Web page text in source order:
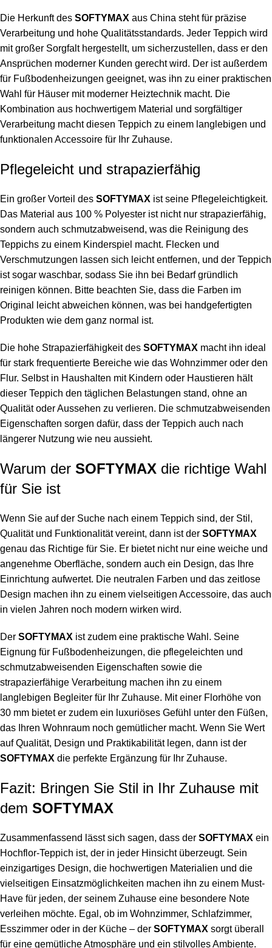
Die Herkunft des SOFTYMAX aus China steht für präzise
Verarbeitung und hohe Qualitätsstandards. Jeder Teppich wird
mit großer Sorgfalt hergestellt, um sicherzustellen, dass er den
Ansprüchen moderner Kunden gerecht wird. Der ist außerdem
für Fußbodenheizungen geeignet, was ihn zu einer praktischen
Wahl für Häuser mit moderner Heiztechnik macht. Die
Kombination aus hochwertigem Material und sorgfältiger
Verarbeitung macht diesen Teppich zu einem langlebigen und
funktionalen Accessoire für Ihr Zuhause.
Pflegeleicht und strapazierfähig
Ein großer Vorteil des SOFTYMAX ist seine Pflegeleichtigkeit.
Das Material aus 100 % Polyester ist nicht nur strapazierfähig,
sondern auch schmutzabweisend, was die Reinigung des
Teppichs zu einem Kinderspiel macht. Flecken und
Verschmutzungen lassen sich leicht entfernen, und der Teppich
ist sogar waschbar, sodass Sie ihn bei Bedarf gründlich
reinigen können. Bitte beachten Sie, dass die Farben im
Original leicht abweichen können, was bei handgefertigten
Produkten wie dem ganz normal ist.
Die hohe Strapazierfähigkeit des SOFTYMAX macht ihn ideal
für stark frequentierte Bereiche wie das Wohnzimmer oder den
Flur. Selbst in Haushalten mit Kindern oder Haustieren hält
dieser Teppich den täglichen Belastungen stand, ohne an
Qualität oder Aussehen zu verlieren. Die schmutzabweisenden
Eigenschaften sorgen dafür, dass der Teppich auch nach
längerer Nutzung wie neu aussieht.
Warum der SOFTYMAX die richtige Wahl
für Sie ist
Wenn Sie auf der Suche nach einem Teppich sind, der Stil,
Qualität und Funktionalität vereint, dann ist der SOFTYMAX
genau das Richtige für Sie. Er bietet nicht nur eine weiche und
angenehme Oberfläche, sondern auch ein Design, das Ihre
Einrichtung aufwertet. Die neutralen Farben und das zeitlose
Design machen ihn zu einem vielseitigen Accessoire, das auch
in vielen Jahren noch modern wirken wird.
Der SOFTYMAX ist zudem eine praktische Wahl. Seine
Eignung für Fußbodenheizungen, die pflegeleichten und
schmutzabweisenden Eigenschaften sowie die
strapazierfähige Verarbeitung machen ihn zu einem
langlebigen Begleiter für Ihr Zuhause. Mit einer Florhöhe von
30 mm bietet er zudem ein luxuriöses Gefühl unter den Füßen,
das Ihren Wohnraum noch gemütlicher macht. Wenn Sie Wert
auf Qualität, Design und Praktikabilität legen, dann ist der
SOFTYMAX die perfekte Ergänzung für Ihr Zuhause.
Fazit: Bringen Sie Stil in Ihr Zuhause mit
dem SOFTYMAX
Zusammenfassend lässt sich sagen, dass der SOFTYMAX ein
Hochflor-Teppich ist, der in jeder Hinsicht überzeugt. Sein
einzigartiges Design, die hochwertigen Materialien und die
vielseitigen Einsatzmöglichkeiten machen ihn zu einem Must-
Have für jeden, der seinem Zuhause eine besondere Note
verleihen möchte. Egal, ob im Wohnzimmer, Schlafzimmer,
Esszimmer oder in der Küche – der SOFTYMAX sorgt überall
für eine gemütliche Atmosphäre und ein stilvolles Ambiente.